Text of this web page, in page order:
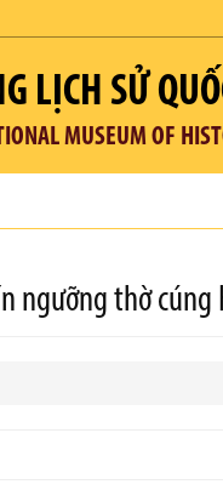
LỊCH SỬ
MUSEUM OF
ngưỡng thờ